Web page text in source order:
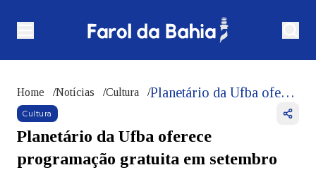
Home /Notícias /Cultura / Planetário da Ufba oferece programação gratuita em setembro para observar eclipse lunar, equinócio de primavera e outros fenômenos
Cultura
Planetário da Ufba oferece
programação gratuita em setembro